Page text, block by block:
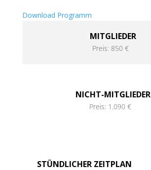
Download Programm
MITGLIEDER
Preis: 850 €
NICHT-MITGLIEDER
Preis: 1.090 €
STÜNDLICHER ZEITPLAN